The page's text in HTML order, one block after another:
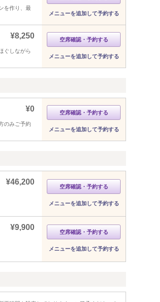
を作り、最
メニューを追加して予約する
¥8,250
ぐしながら
空席確認・予約する
メニューを追加して予約する
¥0
のみご予約
空席確認・予約する
メニューを追加して予約する
¥46,200
空席確認・予約する
メニューを追加して予約する
¥9,900
空席確認・予約する
メニューを追加して予約する